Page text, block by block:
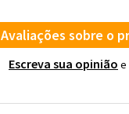
Avaliações sobre o
Escreva sua opinião e